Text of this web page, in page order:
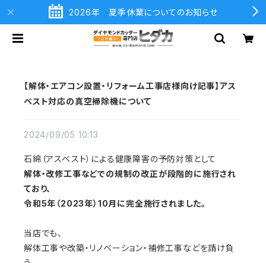
2026年 夏季休業についてのお知らせ
【解体・エアコン設置・リフォーム工事店様向け記事】アス
ベスト対応の真空掃除機について
2024/09/05 10:13
石綿（アスベスト）による健康障害の予防対策として
解体・改修工事などでの規制の改正が段階的に施行され
ており、
令和5年（2023年）10月に完全施行されました。
当店でも、
解体工事や改築・リノベーション・補修工事などを請け負